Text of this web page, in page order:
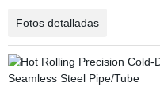
Fotos detalladas